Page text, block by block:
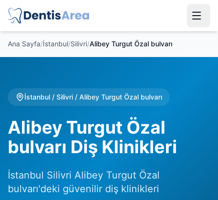
Ana Sayfa/İstanbul/Silivri/Alibey Turgut Özal bulvarı
İstanbul / Silivri / Alibey Turgut Özal bulvarı
Alibey Turgut Özal
bulvarı Diş Klinikleri
İstanbul Silivri Alibey Turgut Özal
bulvarı'deki güvenilir diş klinikleri